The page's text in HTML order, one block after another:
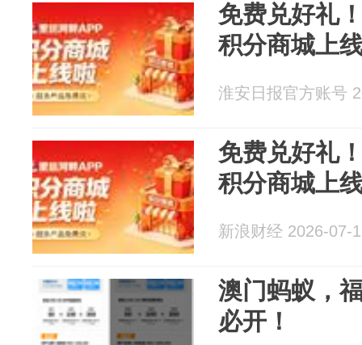
免费兑好礼
积分商城上
淮安日报官方账号
免费兑好礼
积分商城上
新浪财经 2026-07-
澳门蚂蚁，
必开！